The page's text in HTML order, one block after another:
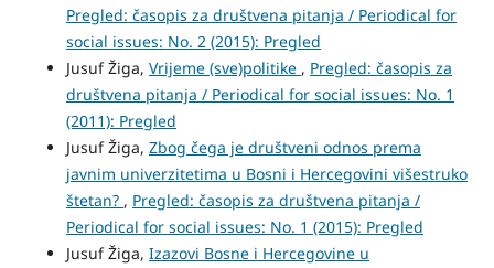
Pregled: časopis za društvena pitanja / Periodical for
social issues: No. 2 (2015): Pregled
Jusuf Žiga, Vrijeme (sve)politike , Pregled: časopis za
društvena pitanja / Periodical for social issues: No. 1
(2011): Pregled
Jusuf Žiga, Zbog čega je društveni odnos prema
javnim univerzitetima u Bosni i Hercegovini višestruko
štetan? , Pregled: časopis za društvena pitanja /
Periodical for social issues: No. 1 (2015): Pregled
Jusuf Žiga, Izazovi Bosne i Hercegovine u